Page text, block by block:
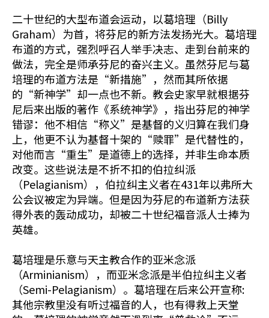
二十世纪的大型布道会运动，以葛培理（Billy
Graham）为首，将芬尼的新方法发扬光大。葛培理
布道的方式，强烈呼召人举手决志、走到台前来的
做法，完全是师承芬尼的奋兴主义。虽然芬尼与葛
培理的布道方法是“新措施”，然而其所依据
的“新神学”却一点也不新。教会史家早就根据芬
尼后来出版的著作《系统神学》，指出芬尼的神学
错谬：他不相信“称义”是基督的义归算在我们身
上，他更不认为基督十架的“赎罪”是代替性的，
对他而言“重生”是道德上的选择，并非生命本质
改变。这些说法是不折不扣的伯拉纠派
（Pelagianism），伯拉纠主义者在431年以弗所大
公会议被定为异端。但是因为芬尼的布道新方法获
得外表的轰动成功，却被二十世纪福音派人士捧为
英雄。
葛培理是乐意与天主教合作的亚米念派
（Arminianism），而亚米念派是半伯拉纠主义者
（Semi-Pelagianism）。葛培理在后来公开宣称:
其他宗教里没有听过福音的人，也有得救上天堂